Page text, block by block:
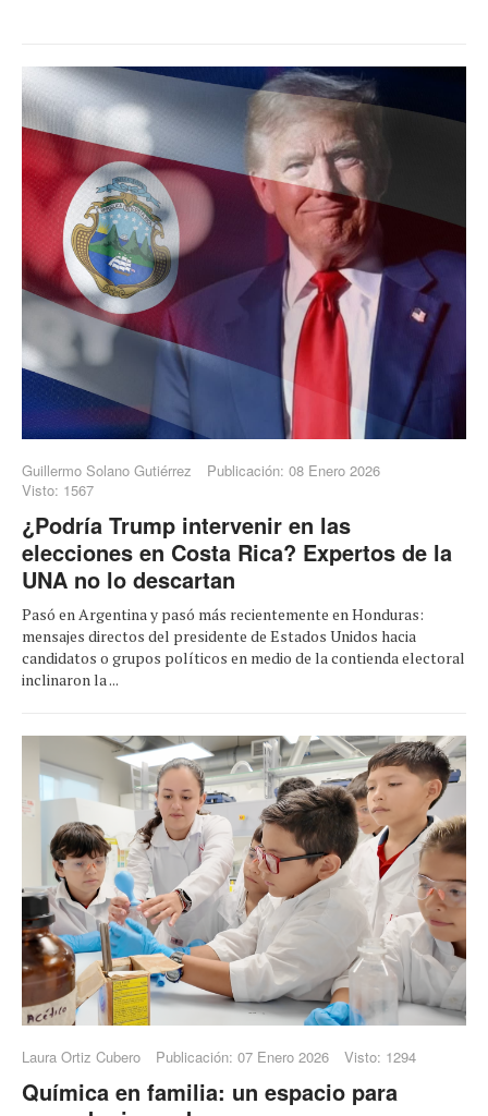
Guillermo Solano Gutiérrez
Publicación: 08 Enero 2026
Visto: 1567
¿Podría Trump intervenir en las
elecciones en Costa Rica? Expertos de la
UNA no lo descartan
Pasó en Argentina y pasó más recientemente en Honduras:
mensajes directos del presidente de Estados Unidos hacia
candidatos o grupos políticos en medio de la contienda electoral
inclinaron la ...
Laura Ortiz Cubero Publicación: 07 Enero 2026 Visto: 1294
Química en familia: un espacio para